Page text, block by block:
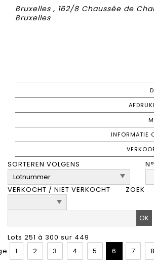
Bruxelles , 162/8 Chaussée de
Bruxelles
INFORMATIE
SORTEREN VOLGENS
VERKOCHT / NIET VERKOCHT
ZOEK
Lots 251 à 300 sur 449
1 2 3 4 5 6 7 8